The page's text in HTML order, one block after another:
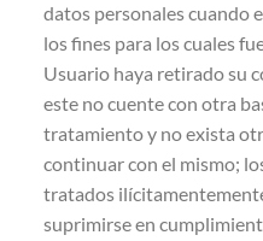
datos personales cuando
los fines para los cuales
Usuario haya retirado su
este no cuente con otra
tratamiento y no exista
continuar con el mismo;
tratados
suprimirse en